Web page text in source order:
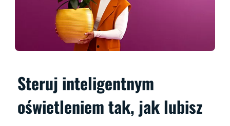
Steruj inteligentnym
oświetleniem tak, jak lubisz